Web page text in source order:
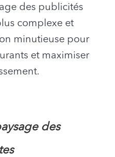
des publicités
complexe et
minutieuse pour
et maximiser
des